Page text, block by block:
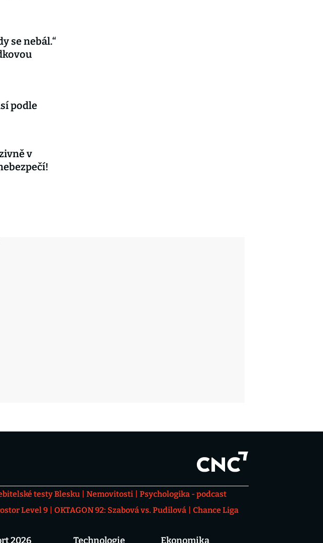
se nebál.“
podle
v
testy Blesku Nemovitosti
Psychologika - podcast
Level 9 OKTAGON 92: Szabová vs. Pudilová
Chance Liga
2026 Technologie Ekonomika